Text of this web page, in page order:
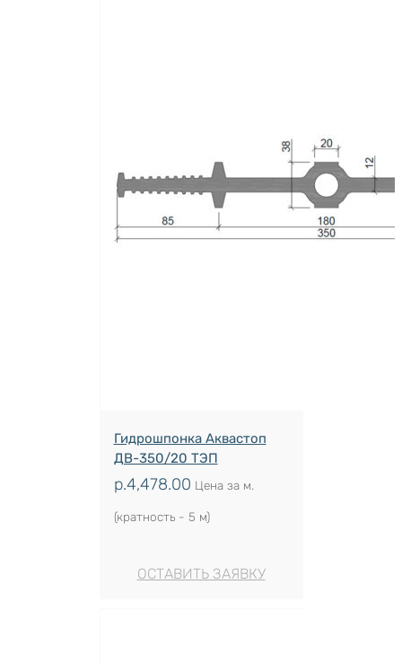
Гидрошпонка Аквастоп
ДВ-350/20 ТЭП
р.4,478.00 Цена за м.
(кратность - 5 м)
ОСТАВИТЬ ЗАЯВКУ